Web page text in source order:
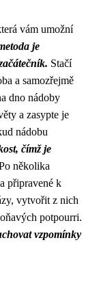
vám umožní
je
Stačí
a samozřejmě
dno nádoby
a zasypte je
nádobu
čímž je
několika
připravené k
vytvořit z nich
potpourri.
vzpomínky